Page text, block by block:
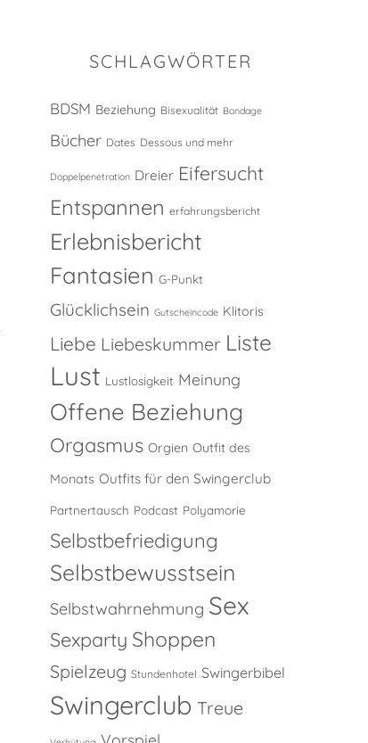
SCHLAGWÖRTER
BDSM Beziehung Bisexualität Bondage
Bücher Dates Dessous und mehr
Doppelpenetration Dreier Eifersucht
Entspannen erfahrungsbericht
Erlebnisbericht
Fantasien G-Punkt
Glücklichsein Gutscheincode Klitoris
Liebe Liebeskummer Liste
Lust Lustlosigkeit Meinung
Offene Beziehung
Orgasmus Orgien Outfit des
Monats Outfits für den Swingerclub
Partnertausch Podcast Polyamorie
Selbstbefriedigung
Selbstbewusstsein
Selbstwahrnehmung Sex
Sexparty Shoppen
Spielzeug Stundenhotel Swingerbibel
Swingerclub Treue